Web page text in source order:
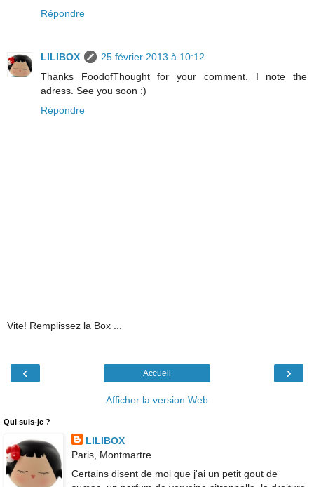
Répondre
LILIBOX
25 février 2013 à 10:12
Thanks FoodofThought for your comment. I note the
adress. See you soon :)
Répondre
Vite! Remplissez la Box ...
‹ ›
Accueil
Afficher la version Web
Qui suis-je ?
LILIBOX
Paris, Montmartre
Certains disent de moi que j'ai un petit gout de